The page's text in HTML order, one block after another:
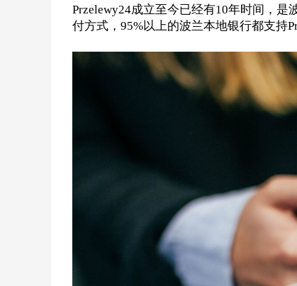
Przelewy24成立至今已经有10年时间，是
付方式，95%以上的波兰本地银行都支持